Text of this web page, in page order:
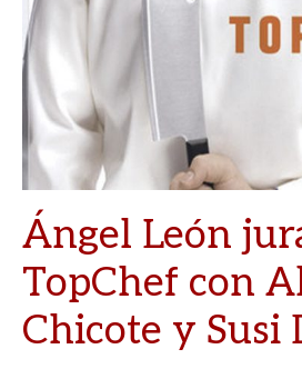
Ángel León
TopChef con
Chicote y Susi